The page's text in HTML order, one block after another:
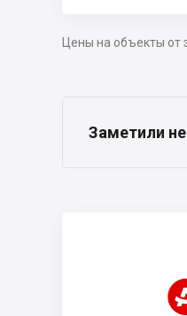
Цены на объекты от
Заметили